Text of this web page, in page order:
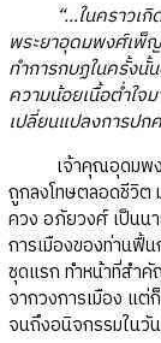
“...ในคราว
พระยาอุดมพงศ์เพ็
ทำการกบฏในครั้ง
ความน้อยเนื้อต่ำใจ
เปลี่ยนแปลงการปก
เจ้าคุณอุดมพงศ์
ถูกลงโทษตลอดชีวิต
ควง อภัยวงศ์ เป็นน
การเมืองของท่านฟื้
ชุดแรก ทำหน้าที่สำ
จากวงการเมือง แต่
จนถึงอนิจกรรมใน